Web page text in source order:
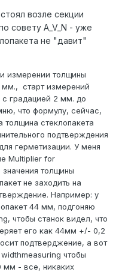
возле секции
совету A_V_N - уже
не "давит"
измерении толщины
мм., старт измерений
градацией 2 мм. до
что формулу, сейчас,
стеклопакета
подтверждения
герметизации. У меня
Multiplier for
толщины
не заходить на
Например: у
44 мм, подгоняю
чтобы станок видел, что
его как 44мм +/- 0,2
подтверджение, а вот
чтобы
мм - все, никаких